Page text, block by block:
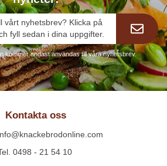
vårt nyhetsbrev? Klicka på
fyll sedan i dina uppgifter.
kommer endast användas till våra nyhetsbrev.
Kontakta oss
0498 - 21 54 10